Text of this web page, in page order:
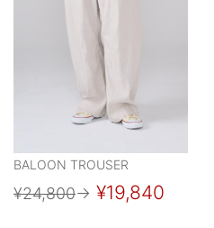
BALOON TROUSER
¥24,800→ ¥19,840